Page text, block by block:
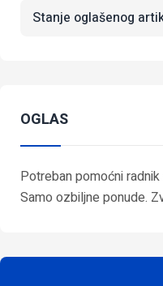
Stanje oglašenog
OGLAS
Potreban pomoćni
Samo ozbiljne ponude.